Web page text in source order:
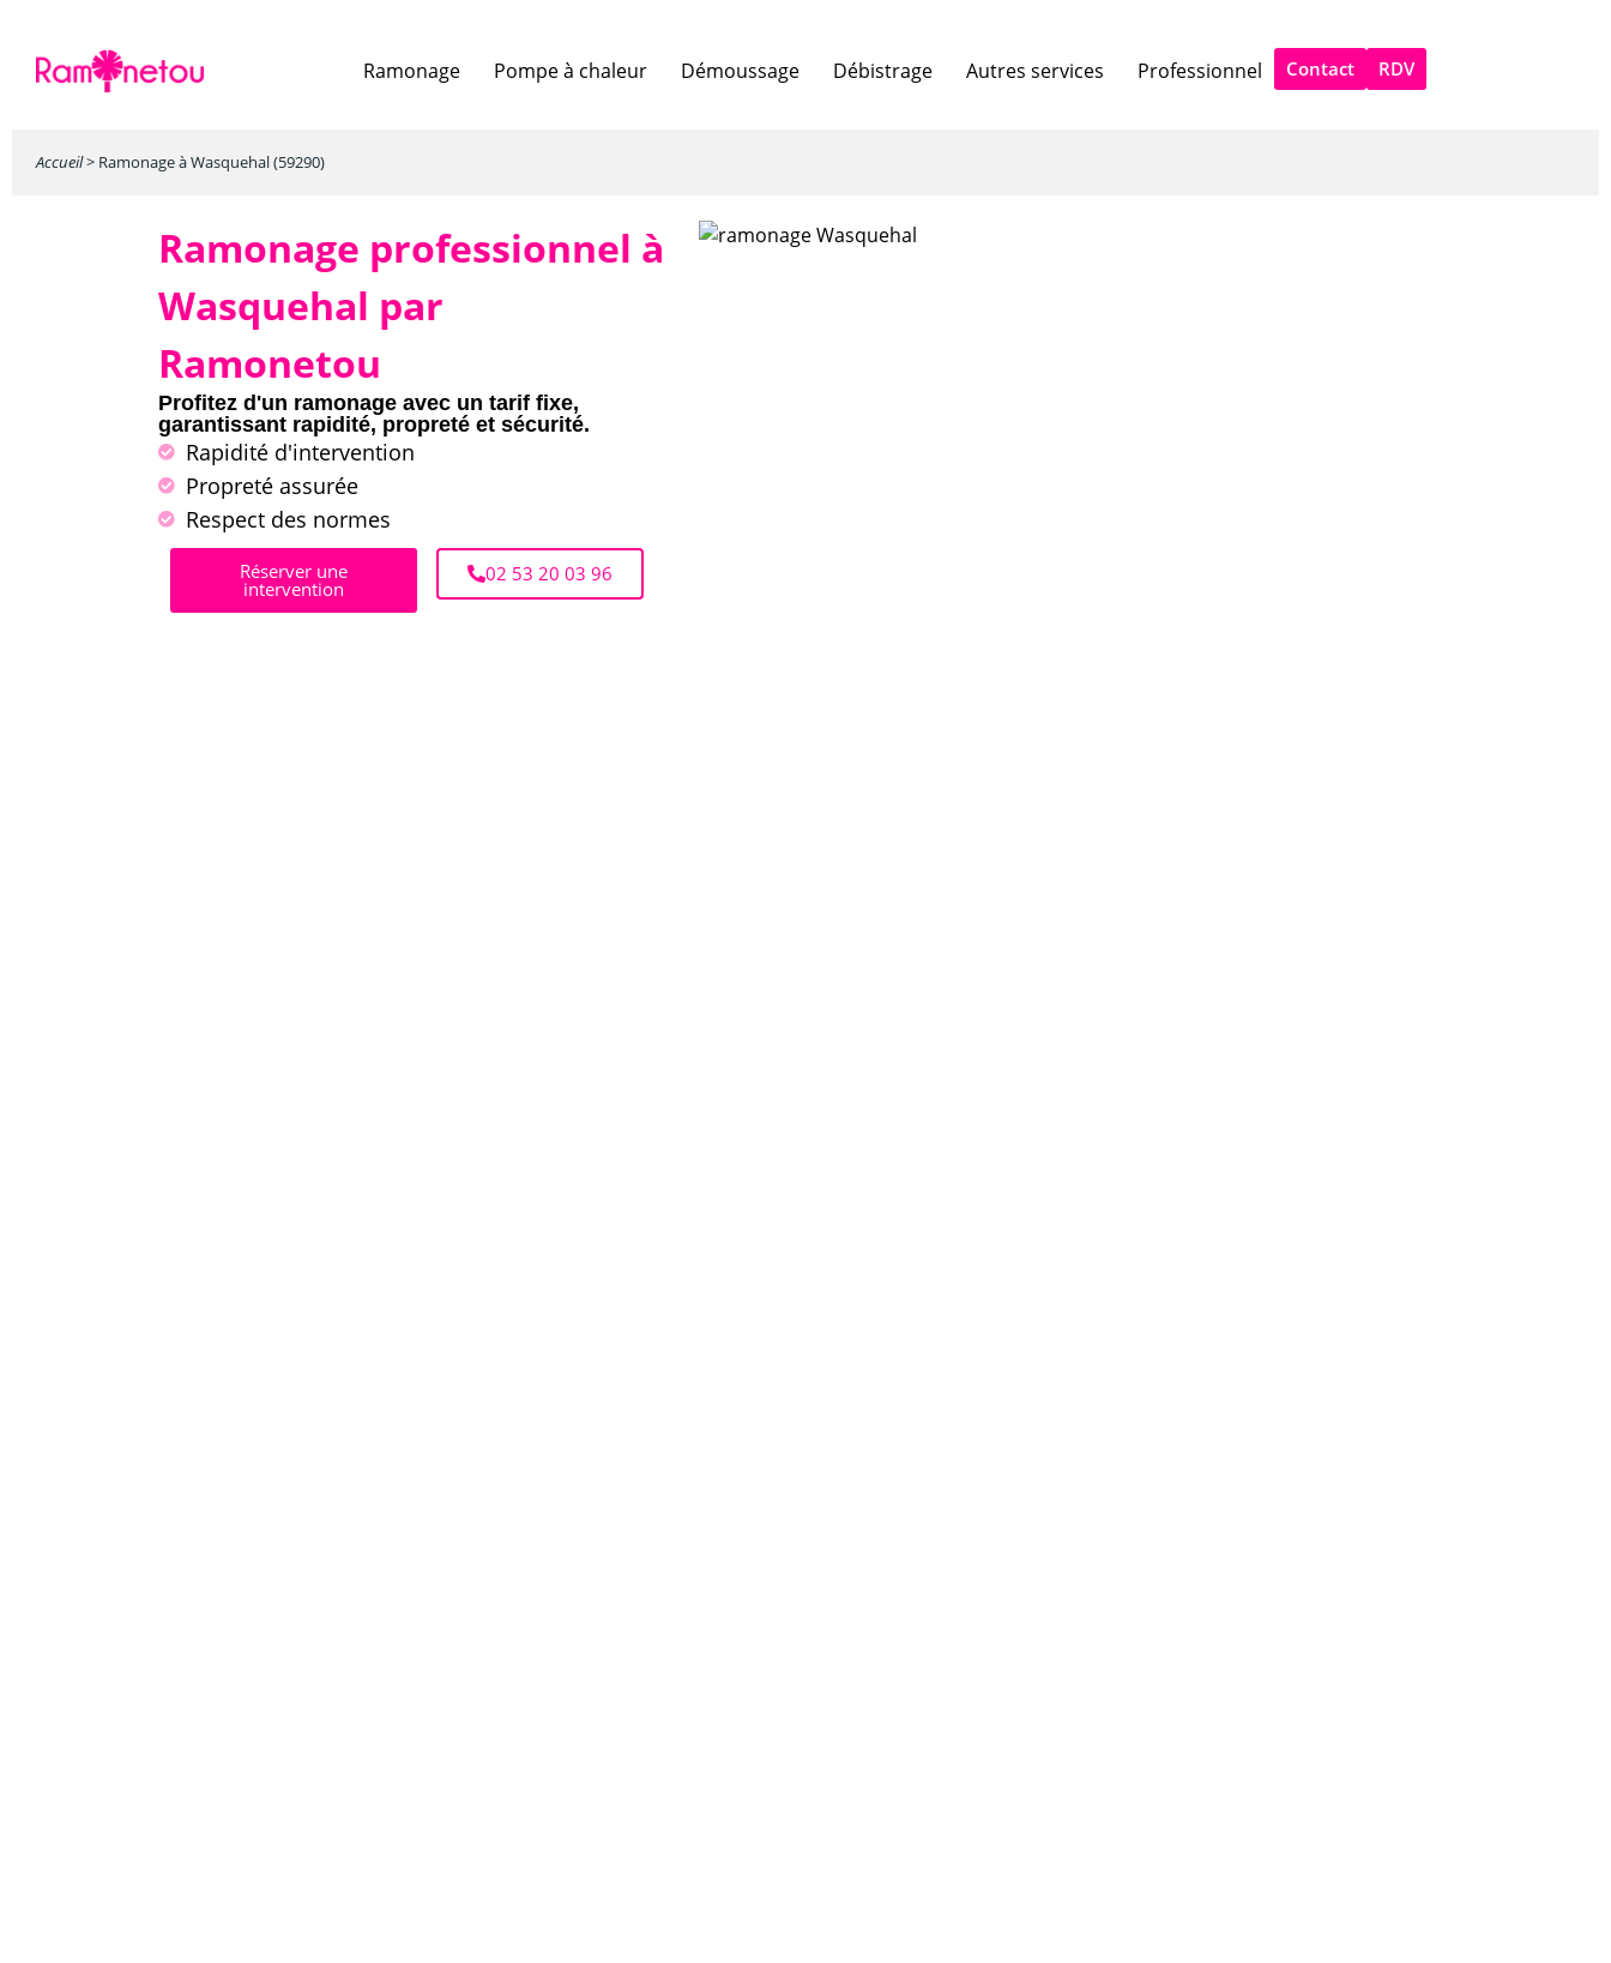
Ramonage Pompe à chaleur Démoussage Débistrage Autres services Professionnel Contact RDV
Accueil> Ramonage à Wasquehal (59290)
Ramonage professionnel à
Wasquehal par
Ramonetou
Profitez d'un ramonage avec un tarif fixe,
garantissant rapidité, propreté et sécurité.
Rapidité d'intervention
Propreté assurée
Respect des normes
Réserver une
intervention
02 53 20 03 96